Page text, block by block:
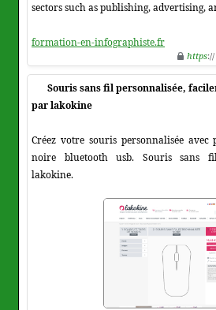
sectors such as publishing, advertising,
formation-en-infographiste.fr
https
Souris sans fil personnalisée,
par lakokine
Créez votre souris personnalisée avec
noire bluetooth usb. Souris sans
lakokine.